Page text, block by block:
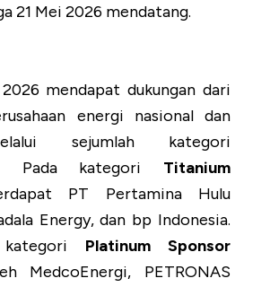
21 Mei 2026 mendatang.
mendapat dukungan dari
energi nasional dan
sejumlah kategori
Pada kategori Titanium
PT Pertamina Hulu
Energy, dan bp Indonesia.
kategori Platinum Sponsor
MedcoEnergi, PETRONAS